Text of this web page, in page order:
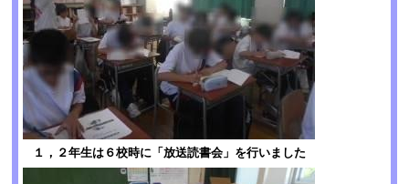
１，２年生は６校時に「放送読書会」を行いました